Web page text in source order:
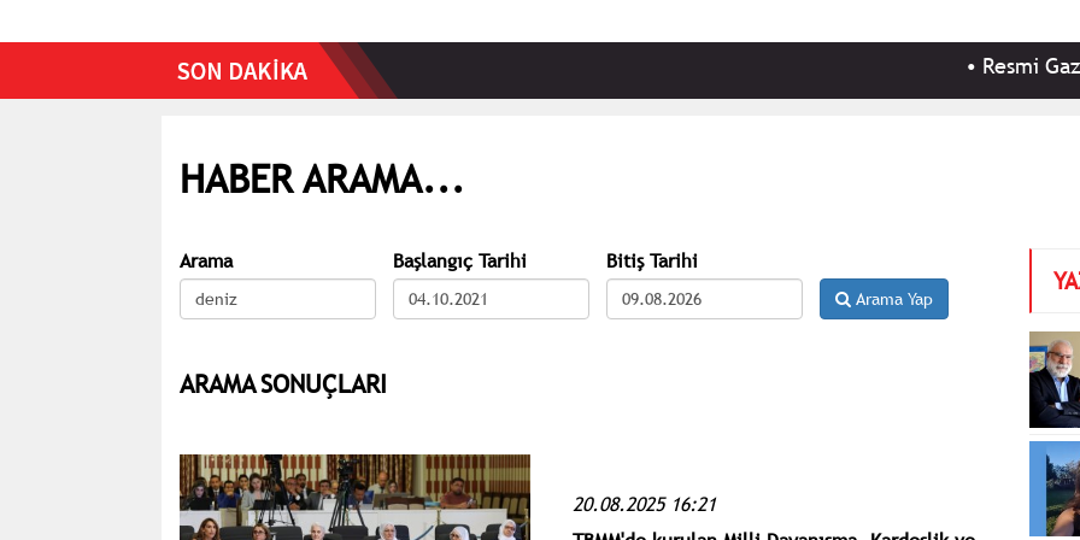
Resmi Gazete'de
HABER ARAMA...
Arama Başlangıç Tarihi Bitiş Tarihi
Arama Yap
ARAMA SONUÇLARI
20.08.2025 16:21